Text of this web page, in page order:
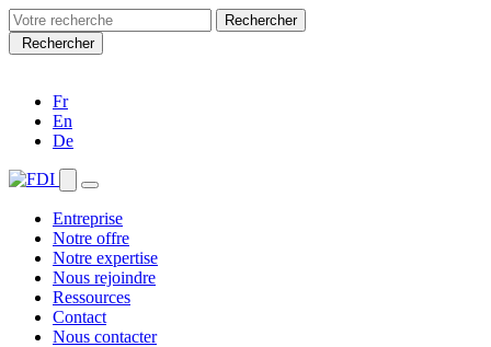
Search
for:Rechercher
Fr
En
De
Entreprise
Notre offre
Notre expertise
Nous rejoindre
Ressources
Contact
Nous contacter